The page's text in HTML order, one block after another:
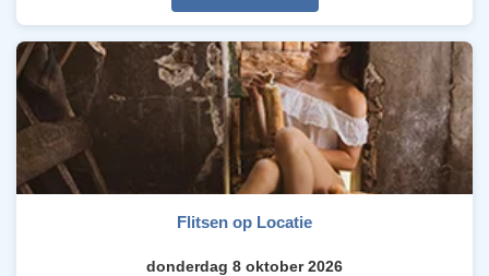
Flitsen op Locatie
donderdag 8 oktober 2026